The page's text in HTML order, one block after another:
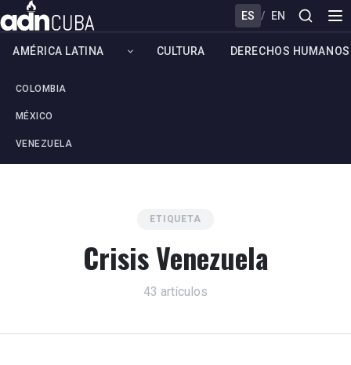
ES / EN
AMÉRICA LATINA
COLOMBIA
MÉXICO
VENEZUELA
CULTURA DERECHOS HUMANOS
ETIQUETA
Crisis Venezuela
43 artículos